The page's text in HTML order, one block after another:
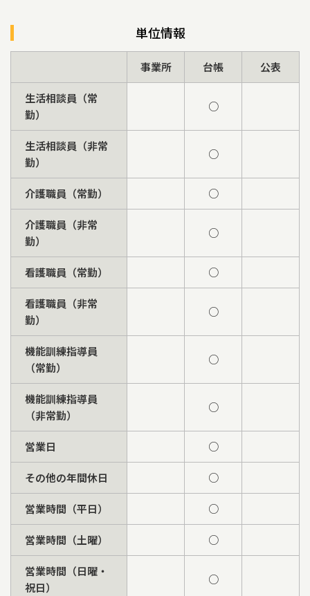
単位情報
事業所 台帳 公表
生活相談員（常
勤）
○
生活相談員（非常
勤）
○
介護職員（常勤） ○
介護職員（非常
勤）
○
看護職員（常勤） ○
看護職員（非常
勤）
○
機能訓練指導員
（常勤）
○
機能訓練指導員
（非常勤）
○
営業日 ○
その他の年間休日 ○
営業時間（平日） ○
営業時間（土曜） ○
営業時間（日曜・
祝日）
○